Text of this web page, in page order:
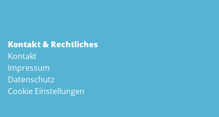
Kontakt & Rechtliches
Kontakt
Impressum
Datenschutz
Cookie Einstellungen